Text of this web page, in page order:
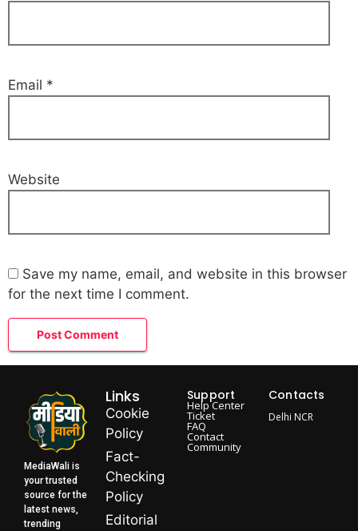
Email *
Website
Save my name, email, and website in this browser
for the next time I comment.
MediaWali is
your trusted
source for the
latest news,
trending
Links
Cookie
Policy
Fact-
Checking
Policy
Editorial
Support
Help Center
Ticket
FAQ
Contact
Community
Contacts
Delhi NCR